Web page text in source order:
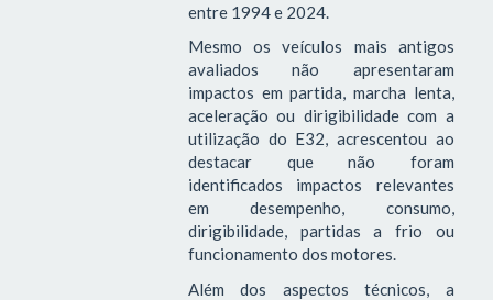
entre 1994 e 2024.
Mesmo os veículos mais antigos
avaliados não apresentaram
impactos em partida, marcha lenta,
aceleração ou dirigibilidade com a
utilização do E32, acrescentou ao
destacar que não foram
identificados impactos relevantes
em desempenho, consumo,
dirigibilidade, partidas a frio ou
funcionamento dos motores.
Além dos aspectos técnicos, a